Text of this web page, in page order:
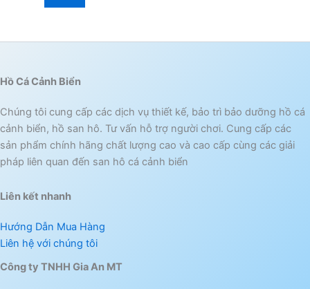
Hồ Cá Cảnh Biển
Chúng tôi cung cấp các dịch vụ thiết kế, bảo trì bảo dưỡng hồ cá
cảnh biển, hồ san hô. Tư vấn hỗ trợ người chơi. Cung cấp các
sản phẩm chính hãng chất lượng cao và cao cấp cùng các giải
pháp liên quan đến san hô cá cảnh biển
Liên kết nhanh
Hướng Dẫn Mua Hàng
Liên hệ với chúng tôi
Công ty TNHH Gia An MT